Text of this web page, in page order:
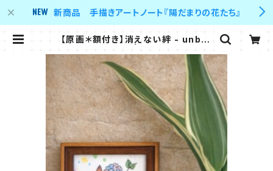
新商品 手描きアートノート『陽だまりの花たち』
【原画＊額付き】消えない絆 - unbre
's shop